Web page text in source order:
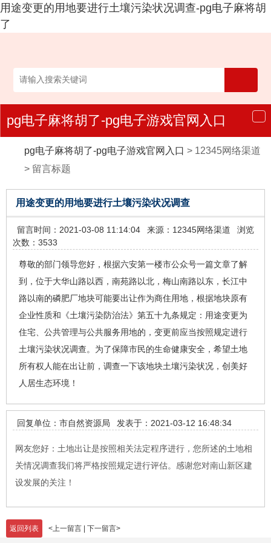
用途变更的用地要进行土壤污染状况调查-pg电子麻将胡
了
导
航
pg电子麻将胡了-pg电子游戏官网入口
pg电子麻将胡了-pg电子游戏官网入口 > 12345网络渠道
> 留言标题
用途变更的用地要进行土壤污染状况调查
留言时间：2021-03-08 11:14:04 来源：12345网络渠道
浏览
次数：3533
尊敬的部门领导您好，根据六安第一楼市公众号一篇文章了解
到，位于大华山路以西，南苑路以北，梅山南路以东，长江中
路以南的磷肥厂地块可能要出让作为商住用地，根据地块原有
企业性质和《土壤污染防治法》第五十九条规定：用途变更为
住宅、公共管理与公共服务用地的，变更前应当按照规定进行
土壤污染状况调查。为了保障市民的生命健康安全，希望土地
所有权人能在出让前，调查一下该地块土壤污染状况，创美好
人居生态环境！
回复单位：市自然资源局 发表于：2021-03-12 16:48:34
网友您好：土地出让是按照相关法定程序进行，您所述的土地相
关情况调查我们将严格按照规定进行评估。感谢您对南山新区建
设发展的关注！
返回列表 <上一留言 下一留言>